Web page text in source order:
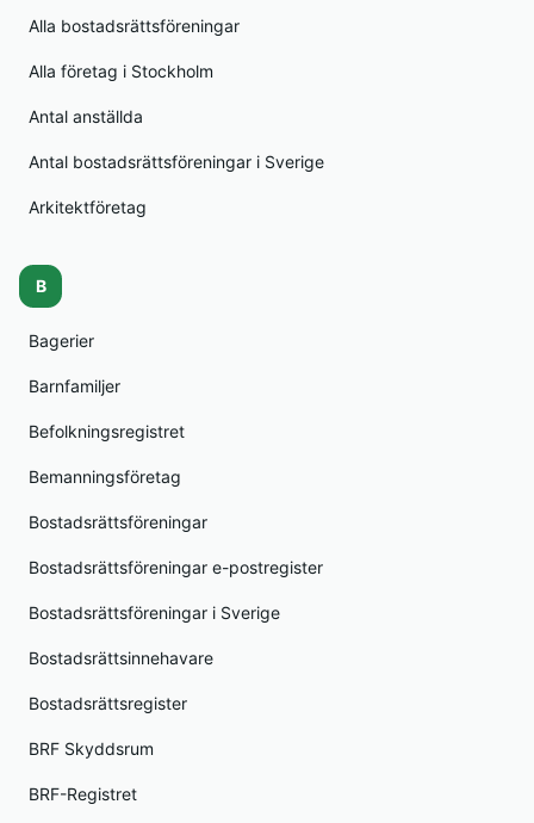
Alla bostadsrättsföreningar
Alla företag i Stockholm
Antal anställda
Antal bostadsrättsföreningar i Sverige
Arkitektföretag
B
Bagerier
Barnfamiljer
Befolkningsregistret
Bemanningsföretag
Bostadsrättsföreningar
Bostadsrättsföreningar e-postregister
Bostadsrättsföreningar i Sverige
Bostadsrättsinnehavare
Bostadsrättsregister
BRF Skyddsrum
BRF-Registret